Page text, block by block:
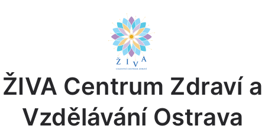
ŽIVA Centrum Zdraví a
Vzdělávání Ostrava